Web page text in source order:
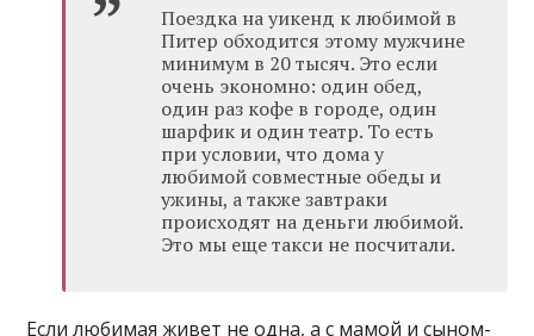
Поездка на уикенд к любимой в
Питер обходится этому мужчине
минимум в 20 тысяч. Это если
очень экономно: один обед,
один раз кофе в городе, один
шарфик и один театр. То есть
при условии, что дома у
любимой совместные обеды и
ужины, а также завтраки
происходят на деньги любимой.
Это мы еще такси не посчитали.
Если любимая живет не одна, а с мамой и сыном-